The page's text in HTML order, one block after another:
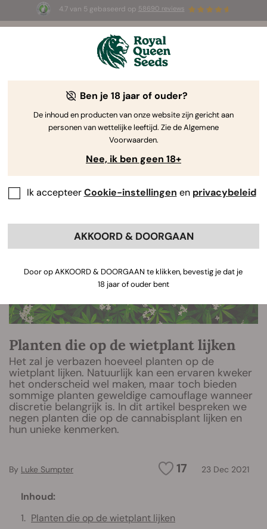
4.7 van 5 gebaseerd op 58690 reviews
☀️ Summer Sales: tot wel 50% korting
op geselecteerde producten! ⏤
The RQS Blog
Cannabis Lifestyle Blogs
Planten die op de wietplant lijken
Het zal je verbazen hoeveel planten op de
wietplant lijken. Natuurlijk kan een ervaren kweker
het onderscheid wel maken, maar toch bieden
sommige planten geweldige camouflage wanneer
discretie belangrijk is. In dit artikel bespreken we
negen planten die op de cannabisplant lijken en
hun unieke kenmerken.
17 23 Dec 2021
By Luke Sumpter
Inhoud:
Planten die op de wietplant lijken
Ben je 18 jaar of ouder?
De inhoud en producten van onze website zijn gericht aan
personen van wettelijke leeftijd. Zie de Algemene
Voorwaarden.
Nee, ik ben geen 18+
Ik accepteerCookie-instellingen en privacybeleid
AKKOORD & DOORGAAN
Door op AKKOORD & DOORGAAN te klikken, bevestig je dat je
18 jaar of ouder bent